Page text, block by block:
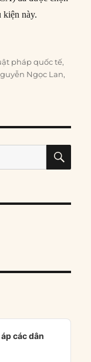
kiện này.
Thẩm quyền của
pháp quốc tế,
Ngọc Lan,
các dân